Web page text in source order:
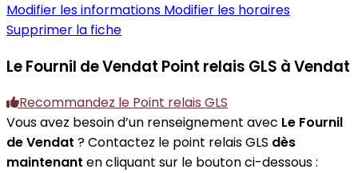
Modifier les informations Modifier les horaires
Supprimer la fiche
Le Fournil de Vendat Point relais GLS à Vendat
Recommandez le Point relais GLS
Vous avez besoin d’un renseignement avec Le Fournil
de Vendat ? Contactez le point relais GLS dès
maintenant en cliquant sur le bouton ci-dessous :